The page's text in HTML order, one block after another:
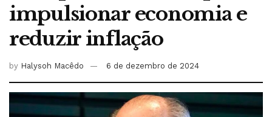
impulsionar economia e
reduzir inflação
by Halysoh Macêdo 6 de dezembro de 2024